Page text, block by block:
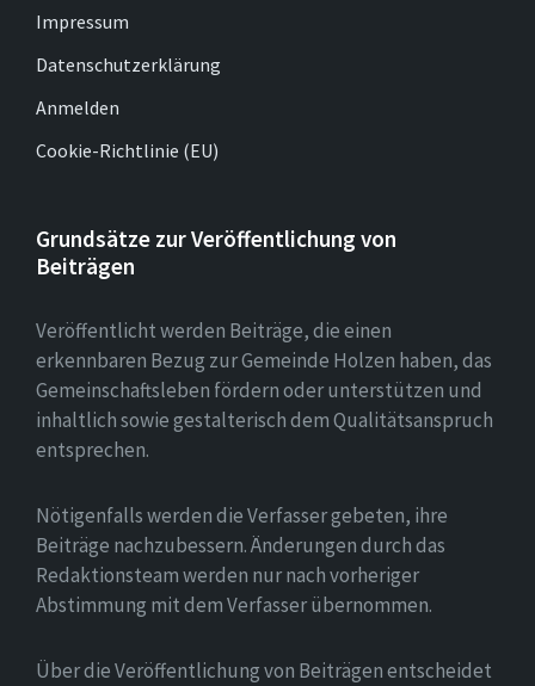
Impressum
Datenschutzerklärung
Anmelden
Cookie-Richtlinie (EU)
Grundsätze zur Veröffentlichung von
Beiträgen
Veröffentlicht werden Beiträge, die einen
erkennbaren Bezug zur Gemeinde Holzen haben, das
Gemeinschaftsleben fördern oder unterstützen und
inhaltlich sowie gestalterisch dem Qualitätsanspruch
entsprechen.
Nötigenfalls werden die Verfasser gebeten, ihre
Beiträge nachzubessern. Änderungen durch das
Redaktionsteam werden nur nach vorheriger
Abstimmung mit dem Verfasser übernommen.
Über die Veröffentlichung von Beiträgen entscheidet